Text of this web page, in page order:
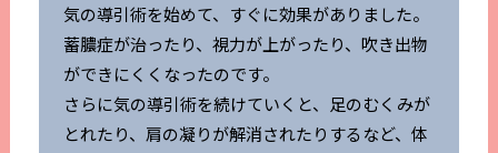
気の導引術を始めて、すぐに効果がありました。
蓄膿症が治ったり、視力が上がったり、吹き出物
ができにくくなったのです。
さらに気の導引術を続けていくと、足のむくみが
とれたり、肩の凝りが解消されたりするなど、体